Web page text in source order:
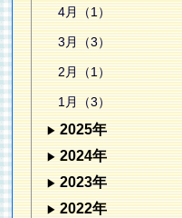
4月（1）
3月（3）
2月（1）
1月（3）
2025年
2024年
2023年
2022年